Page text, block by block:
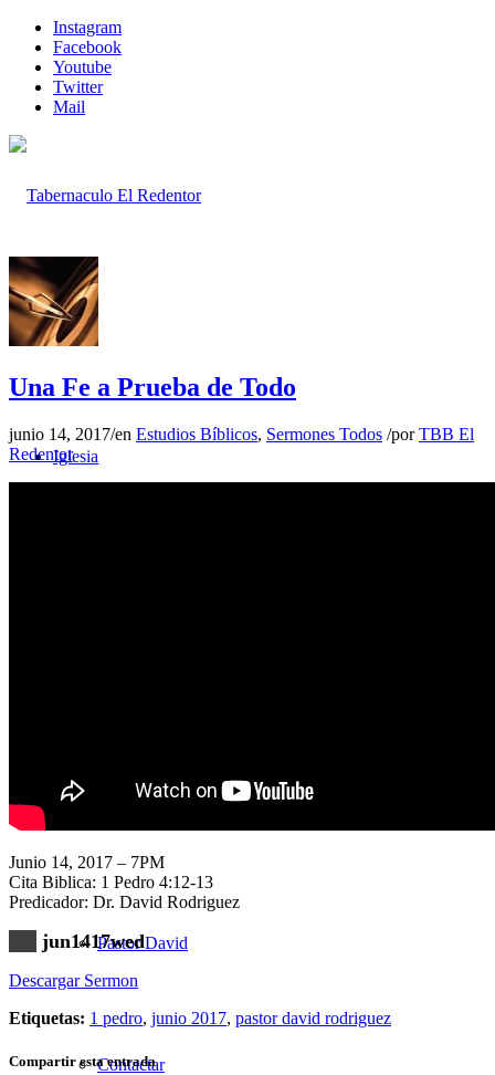
Instagram
Facebook
Youtube
Twitter
Mail
Inicio
Iglesia
Pastor David
Contactar
Una Fe a Prueba de Todo
junio 14, 2017/en Estudios Bíblicos, Sermones Todos /porTBB El
Redentor
Junio 14, 2017 – 7PM
Cita Biblica: 1 Pedro 4:12-13
Predicador: Dr. David Rodriguez
jun1417wed
Descargar Sermon
Etiquetas: 1 pedro, junio 2017, pastor david rodriguez
Compartir esta entrada